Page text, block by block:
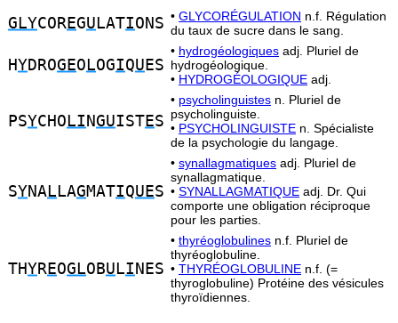
GLYCOREGU LATIONS • GLYCORÉGULATION n.f. Régulation
du taux de sucre dans le sang.
HYDROGEO LOGIQU ES
• hydrogéologiques adj. Pluriel de
hydrogéologique.
• HYDROGÉOLOGIQUE adj.
PSYCHO LI NGUISTES
• psycholinguistes n. Pluriel de
psycholinguiste.
• PSYCHOLINGUISTE n. Spécialiste
de la psychologie du langage.
SYNAL LAGMATIQUES
• synallagmatiques adj. Pluriel de
synallagmatique.
• SYNALLAGMATIQUE adj. Dr. Qui
comporte une obligation réciproque
pour les parties.
THYREOGLOBU LI NES
• thyréoglobulines n.f. Pluriel de
thyréoglobuline.
• THYRÉOGLOBULINE n.f. (=
thyroglobuline) Protéine des vésicules
thyroïdiennes.